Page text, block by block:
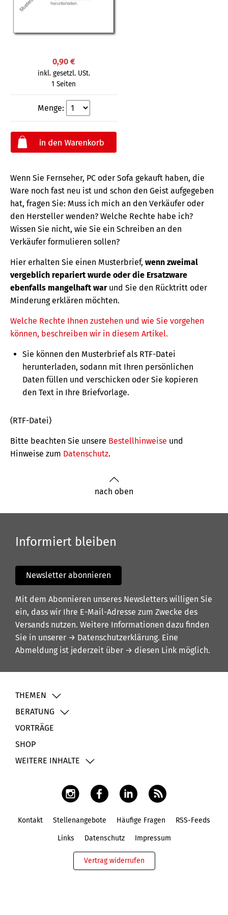
0,90 €
inkl. gesetzl. USt.
1 Seiten
Menge:
Wenn Sie Fernseher, PC oder Sofa gekauft haben, die
Ware noch fast neu ist und schon den Geist aufgegeben
hat, fragen Sie: Muss ich mich an den Verkäufer oder
den Hersteller wenden? Welche Rechte habe ich?
Wissen Sie nicht, wie Sie ein Schreiben an den
Verkäufer formulieren sollen?
Hier erhalten Sie einen Musterbrief, wenn zweimal
vergeblich repariert wurde oder die Ersatzware
ebenfalls mangelhaft war und Sie den Rücktritt oder
Minderung erklären möchten.
Welche Rechte Ihnen zustehen und wie Sie vorgehen
können, beschreiben wir in diesem Artikel.
Sie können den Musterbrief als RTF-Datei
herunterladen, sodann mit Ihren persönlichen
Daten füllen und verschicken oder Sie kopieren
den Text in Ihre Briefvorlage.
(RTF-Datei)
Bitte beachten Sie unsere Bestellhinweise und
Hinweise zum Datenschutz.
nach oben
Informiert bleiben
Newsletter abonnieren
Mit dem Abonnieren unseres Newsletters willigen Sie
ein, dass wir Ihre E-Mail-Adresse zum Zwecke des
Versands nutzen. Weitere Informationen dazu finden
Sie in unserer → Datenschutzerklärung. Eine
Abmeldung ist jederzeit über → diesen Link möglich.
THEMEN
BERATUNG
VORTRÄGE
SHOP
WEITERE INHALTE
Kontakt Stellenangebote Häufige Fragen RSS-Feeds
Links Datenschutz Impressum
Vertrag widerrufen